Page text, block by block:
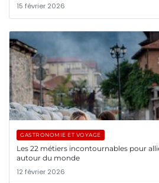
15 février 2026
GASTRONOMIE ET VOYAGE
Les 22 métiers incontournables pour
autour du monde
12 février 2026